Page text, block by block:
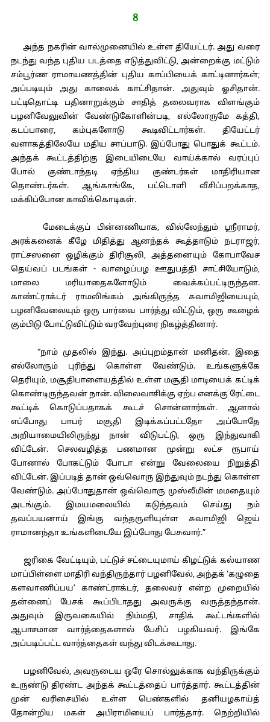
8
அந்த நகரின் வால்முனையில் உள்ள தியேட்டர். அது வரை
நடந்து வந்த புதிய படத்தை எடுத்துவிட்டு, அன்றைக்கு மட்டும்
சம்பூர்ண ராமாயணத்தின் புதிய காப்பியைக் காட்டினார்கள்;
அப்படியும் அது காலைக் காட்சிதான். அதுவும் ஓசிதான்.
பட்டிதொட்டி பதினாறுக்கும் சாதித் தலைவராக விளங்கும்
பழனிவேலுவின் வேண்டுகோளின்படி, எல்லோருமே கத்தி,
கடப்பாரை, கம்புகளோடு கூடிவிட்டார்கள். தியேட்டர்
வளாகத்திலேயே மதிய சாப்பாடு. இப்போது பொதுக் கூட்டம்.
அந்தக் கூட்டத்திற்கு இடையிடையே வாய்க்கால் வரப்புப்
போல் குண்டாந்தடி ஏந்திய குண்டர்கள் மாதிரியான
தொண்டர்கள். ஆங்காங்கே, பட்டொளி வீசிப்பறக்காத,
மக்கிப்போன காவிக்கொடிகள்.
மேடைக்குப் பின்னணியாக, வில்லேந்தும் ஸ்ரீராமர்,
அரக்கனைக் கீழே மிதித்து ஆனந்தக் கூத்தாடும் நடராஜர்,
ராட்சஸனை ஒழிக்கும் திரிசூலி, அத்தனையும் கோபாவேச
தெய்வப் படங்கள் - வாழைப்பழ ஊதுபத்தி சாட்சியோடும்,
மாலை மரியாதைகளோடும் வைக்கப்பட்டிருந்தன.
காண்ட்ராக்டர் ராமலிங்கம் அங்கிருந்த சுவாமிஜியையும்,
பழனிவேலையும் ஒரு பார்வை பார்த்து விட்டும், ஒரு கூழைக்
கும்பிடு போட்டுவிட்டும் வரவேற்புரை நிகழ்த்தினார்.
“நாம் முதலில் இந்து. அப்புறம்தான் மனிதன். இதை
எல்லோரும் புரிந்து கொள்ள வேண்டும். உங்களுக்கே
தெரியும், மசூதிபாளையத்தில் உள்ள மசூதி மாடியைக் கட்டிக்
கொண்டிருந்தவன் நான். விலைவாசிக்கு ஏற்ப எனக்கு ரேட்டை
கூட்டிக் கொடுப்பதாகக் கூடச் சொன்னார்கள். ஆனால்
எப்போது பாபர் மசூதி இடிக்கப்பட்டதோ அப்போதே
அறியாமையிலிருந்து நான் விடுபட்டு, ஒரு இந்துவாகி
விட்டேன். செலவழித்த பணமான மூன்று லட்ச ரூபாய்
போனால் போகட்டும் போடா என்று வேலையை நிறுத்தி
விட்டேன். இப்படித் தான் ஒவ்வொரு இந்துவும் நடந்து கொள்ள
வேண்டும். அப்போதுதான் ஒவ்வொரு முஸ்லீமின் மமதையும்
அடங்கும். இமயமலையில் கடுந்தவம் செய்து நம்
தவப்பயனாய் இங்கு வந்தருளியுள்ள சுவாமிஜி ஜெய்
ராமானந்தா உங்களிடையே இப்போது பேசுவார்.”
ஜரிகை வேட்டியும், பட்டுச் சட்டையுமாய் கிழட்டுக் கல்யாண
மாப்பிள்ளை மாதிரி வந்திருந்தார் பழனிவேல், அந்தக் ‘கழுதை
களவாணிப்பய’ காண்ட்ராக்டர், தலைவர் என்ற முறையில்
தன்னைப் பேசக் கூப்பிடாதது அவருக்கு வருத்தந்தான்.
அதுவும் இருவகையில் நிம்மதி, சாதிக் கூட்டங்களில்
ஆபாசமான வார்த்தைகளால் பேசிப் பழகியவர். இங்கே
அப்படிப்பட்ட வார்த்தைகள் வந்து விடக்கூடாது.
பழனிவேல், அவருடைய ஒரே சொல்லுக்காக வந்திருக்கும்
உருண்டு திரண்ட அந்தக் கூட்டத்தைப் பார்த்தார். கூட்டத்தின்
முன் வரிசையில் உள்ள பெண்களில் தனியழகாய்த்
தோன்றிய மகள் அபிராமியைப் பார்த்தார். நெற்றியில்